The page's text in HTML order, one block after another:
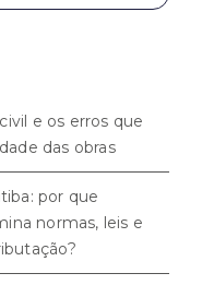
e os erros que
das obras
por que
normas, leis e